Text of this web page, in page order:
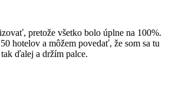
pretože všetko bolo úplne na 100%.
hotelov a môžem povedať, že som sa tu
ďalej a držím palce.